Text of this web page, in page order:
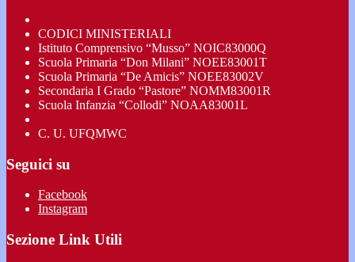
CODICI MINISTERIALI
Istituto Comprensivo “Musso” NOIC83000Q
Scuola Primaria “Don Milani” NOEE83001T
Scuola Primaria “De Amicis” NOEE83002V
Secondaria I Grado “Pastore” NOMM83001R
Scuola Infanzia “Collodi” NOAA83001L
C. U. UFQMWC
Seguici su
Facebook
Instagram
Sezione Link Utili